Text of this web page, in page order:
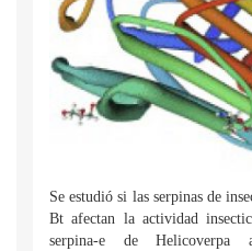
Se estudió si las serpinas de
Bt afectan la actividad
serpina-e de Helicoverpa